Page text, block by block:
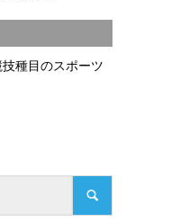
種目のスポーツ